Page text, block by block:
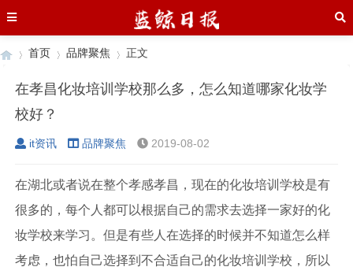
›
首页
›
品牌聚焦 正文
在孝昌化妆培训学校那么多，怎么知道哪家化妆学
校好？
it资讯 品牌聚焦 2019-08-02
在湖北或者说在整个孝感孝昌，现在的化妆培训学校是有
很多的，每个人都可以根据自己的需求去选择一家好的化
妆学校来学习。但是有些人在选择的时候并不知道怎么样
考虑，也怕自己选择到不合适自己的化妆培训学校，所以